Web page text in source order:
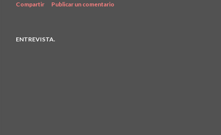
Compartir Publicar un comentario
ENTREVISTA.